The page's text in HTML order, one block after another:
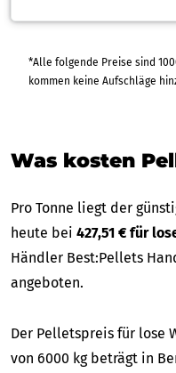
*Alle folgende Preise sind 1000-kg-
kommen keine
Was kosten
Pro Tonne liegt der
heute bei 427,51 € für
Händler Best:Pellets
angeboten.
Der Pelletspreis für lose
von 6000 kg beträgt in